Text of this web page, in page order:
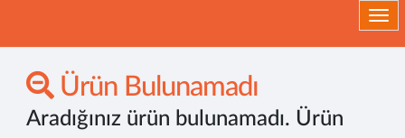
Ürün Bulunamadı
Aradığınız ürün bulunamadı. Ürün